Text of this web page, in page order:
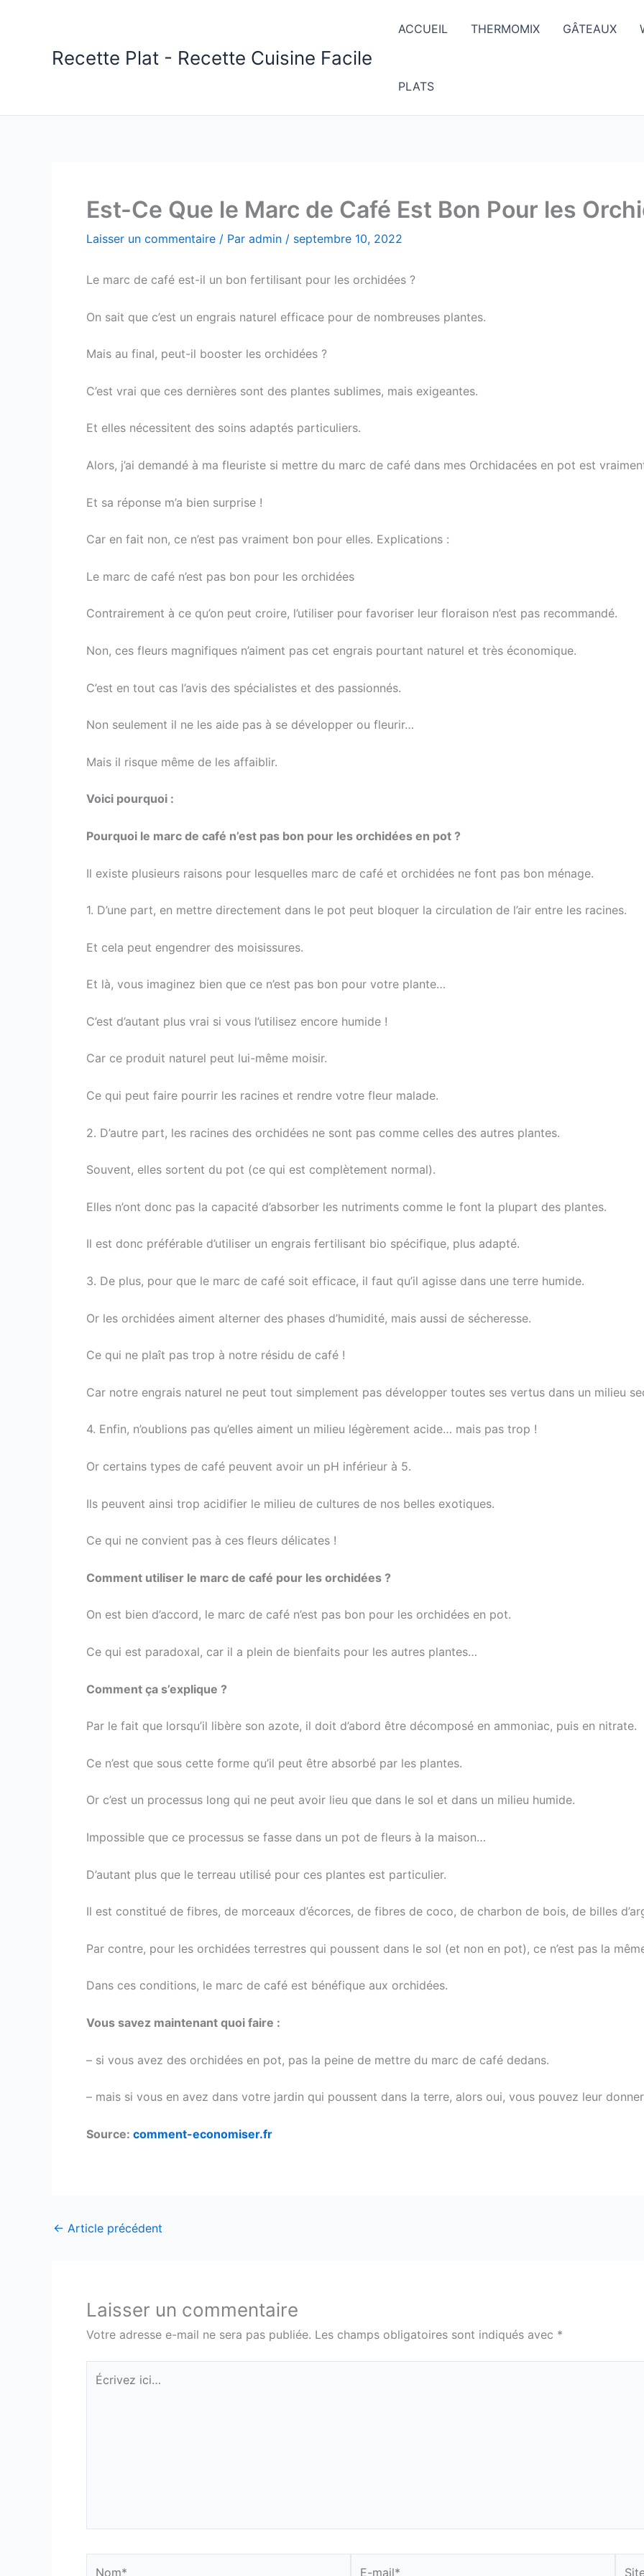
Recette Plat - Recette Cuisine Facile
ACCUEIL THERMOMIX GÂTEAUX
PLATS
Est-Ce Que le Marc de Café Est Bon Pour les
Laisser un commentaire / Par admin / septembre 10, 2022
Le marc de café est-il un bon fertilisant pour les orchidées ?
On sait que c’est un engrais naturel efficace pour de nombreuses plantes.
Mais au final, peut-il booster les orchidées ?
C’est vrai que ces dernières sont des plantes sublimes, mais exigeantes.
Et elles nécessitent des soins adaptés particuliers.
Alors, j’ai demandé à ma fleuriste si mettre du marc de café dans mes Orchidacées en pot est
Et sa réponse m’a bien surprise !
Car en fait non, ce n’est pas vraiment bon pour elles. Explications :
Le marc de café n’est pas bon pour les orchidées
Contrairement à ce qu’on peut croire, l’utiliser pour favoriser leur floraison n’est pas recommandé.
Non, ces fleurs magnifiques n’aiment pas cet engrais pourtant naturel et très économique.
C’est en tout cas l’avis des spécialistes et des passionnés.
Non seulement il ne les aide pas à se développer ou fleurir…
Mais il risque même de les affaiblir.
Voici pourquoi :
Pourquoi le marc de café n’est pas bon pour les orchidées en pot ?
Il existe plusieurs raisons pour lesquelles marc de café et orchidées ne font pas bon ménage.
1. D’une part, en mettre directement dans le pot peut bloquer la circulation de l’air entre les racines.
Et cela peut engendrer des moisissures.
Et là, vous imaginez bien que ce n’est pas bon pour votre plante…
C’est d’autant plus vrai si vous l’utilisez encore humide !
Car ce produit naturel peut lui-même moisir.
Ce qui peut faire pourrir les racines et rendre votre fleur malade.
2. D’autre part, les racines des orchidées ne sont pas comme celles des autres plantes.
Souvent, elles sortent du pot (ce qui est complètement normal).
Elles n’ont donc pas la capacité d’absorber les nutriments comme le font la plupart des plantes.
Il est donc préférable d’utiliser un engrais fertilisant bio spécifique, plus adapté.
3. De plus, pour que le marc de café soit efficace, il faut qu’il agisse dans une terre humide.
Or les orchidées aiment alterner des phases d’humidité, mais aussi de sécheresse.
Ce qui ne plaît pas trop à notre résidu de café !
Car notre engrais naturel ne peut tout simplement pas développer toutes ses vertus dans un milieu
4. Enfin, n’oublions pas qu’elles aiment un milieu légèrement acide… mais pas trop !
Or certains types de café peuvent avoir un pH inférieur à 5.
Ils peuvent ainsi trop acidifier le milieu de cultures de nos belles exotiques.
Ce qui ne convient pas à ces fleurs délicates !
Comment utiliser le marc de café pour les orchidées ?
On est bien d’accord, le marc de café n’est pas bon pour les orchidées en pot.
Ce qui est paradoxal, car il a plein de bienfaits pour les autres plantes…
Comment ça s’explique ?
Par le fait que lorsqu’il libère son azote, il doit d’abord être décomposé en ammoniac, puis en nitrate.
Ce n’est que sous cette forme qu’il peut être absorbé par les plantes.
Or c’est un processus long qui ne peut avoir lieu que dans le sol et dans un milieu humide.
Impossible que ce processus se fasse dans un pot de fleurs à la maison…
D’autant plus que le terreau utilisé pour ces plantes est particulier.
Il est constitué de fibres, de morceaux d’écorces, de fibres de coco, de charbon de bois, de billes
Par contre, pour les orchidées terrestres qui poussent dans le sol (et non en pot), ce n’est pas la
Dans ces conditions, le marc de café est bénéfique aux orchidées.
Vous savez maintenant quoi faire :
– si vous avez des orchidées en pot, pas la peine de mettre du marc de café dedans.
– mais si vous en avez dans votre jardin qui poussent dans la terre, alors oui, vous pouvez leur
Source: comment-economiser.fr
← Article précédent
Laisser un commentaire
Votre adresse e-mail ne sera pas publiée. Les champs obligatoires sont indiqués avec *
Écrivez
ici…